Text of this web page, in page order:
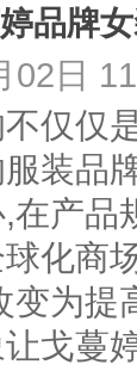
品牌
02日
仅仅
装品
在产品
化商
变为提
戈蔓